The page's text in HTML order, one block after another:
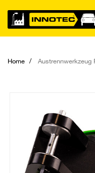
Home Austrennwerkzeug